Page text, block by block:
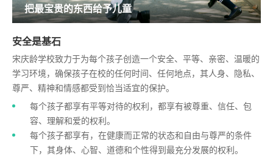
把最宝贵的东西给予儿童
安全是基石
宋庆龄学校致力于为每个孩子创造一个安全、平等、亲密、温暖的
学习环境，确保孩子在校的任何时间、任何地点，其人身、隐私、
尊严、精神和情感都受到恰当适宜的保护。
每个孩子都享有平等对待的权利，都享有被尊重、信任、包
容、理解和爱的权利。
每个孩子都享有，在健康而正常的状态和自由与尊严的条件
下，其身体、心智、道德和个性得到最充分发展的权利。